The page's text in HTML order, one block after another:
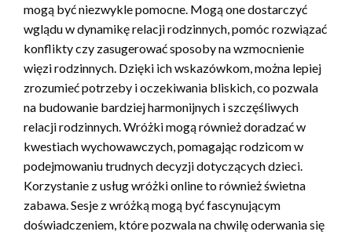
mogą być niezwykle pomocne. Mogą one dostarczyć
wglądu w dynamikę relacji rodzinnych, pomóc rozwiązać
konflikty czy zasugerować sposoby na wzmocnienie
więzi rodzinnych. Dzięki ich wskazówkom, można lepiej
zrozumieć potrzeby i oczekiwania bliskich, co pozwala
na budowanie bardziej harmonijnych i szczęśliwych
relacji rodzinnych. Wróżki mogą również doradzać w
kwestiach wychowawczych, pomagając rodzicom w
podejmowaniu trudnych decyzji dotyczących dzieci.
Korzystanie z usług wróżki online to również świetna
zabawa. Sesje z wróżką mogą być fascynującym
doświadczeniem, które pozwala na chwilę oderwania się